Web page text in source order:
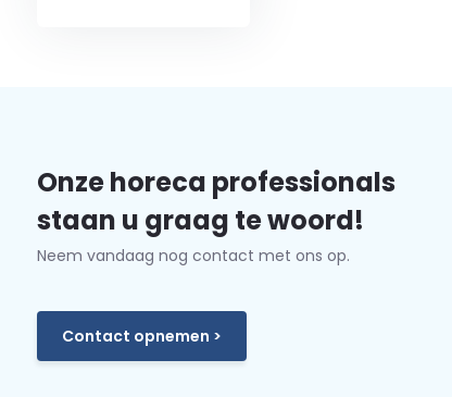
Onze horeca professionals
staan u graag te woord!
Neem vandaag nog contact met ons op.
Contact opnemen >